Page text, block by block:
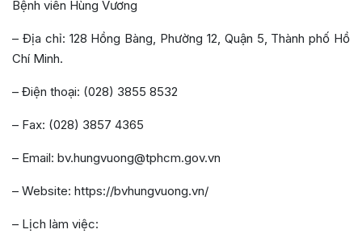
Bệnh viên Hùng Vương
– Địa chỉ: 128 Hồng Bàng, Phường 12, Quận 5, Thành phố Hồ
Chí Minh.
– Điện thoại: (028) 3855 8532
– Fax: (028) 3857 4365
– Email: bv.hungvuong@tphcm.gov.vn
– Website: https://bvhungvuong.vn/
– Lịch làm việc: